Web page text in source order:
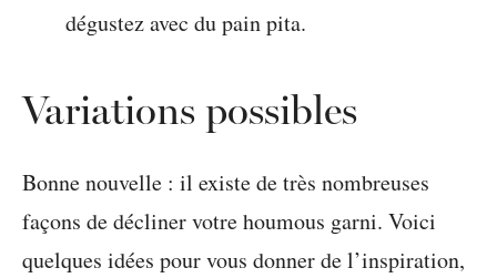
dégustez avec du pain pita.
Variations possibles
Bonne nouvelle : il existe de très nombreuses
façons de décliner votre houmous garni. Voici
quelques idées pour vous donner de l’inspiration,